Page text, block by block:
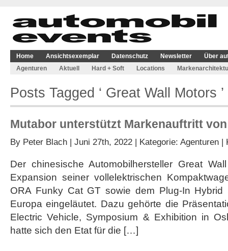
Home Ansichtsexemplar Datenschutz Newsletter
Über
Agenturen
Aktuell Hard + Soft Locations
Posts Tagged ‘ Great Wall Motors ’
Mutabor unterstützt Markenauftritt von
By Peter Blach | Juni 27th, 2022 | Kategorie: Agenturen |
Der chinesische Automobilhersteller Great
Expansion seiner vollelektrischen
ORA Funky Cat GT sowie dem Plug-In
Europa eingeläutet. Dazu gehörte die
Electric Vehicle, Symposium & Exhibition in
hatte sich den Etat für die […]